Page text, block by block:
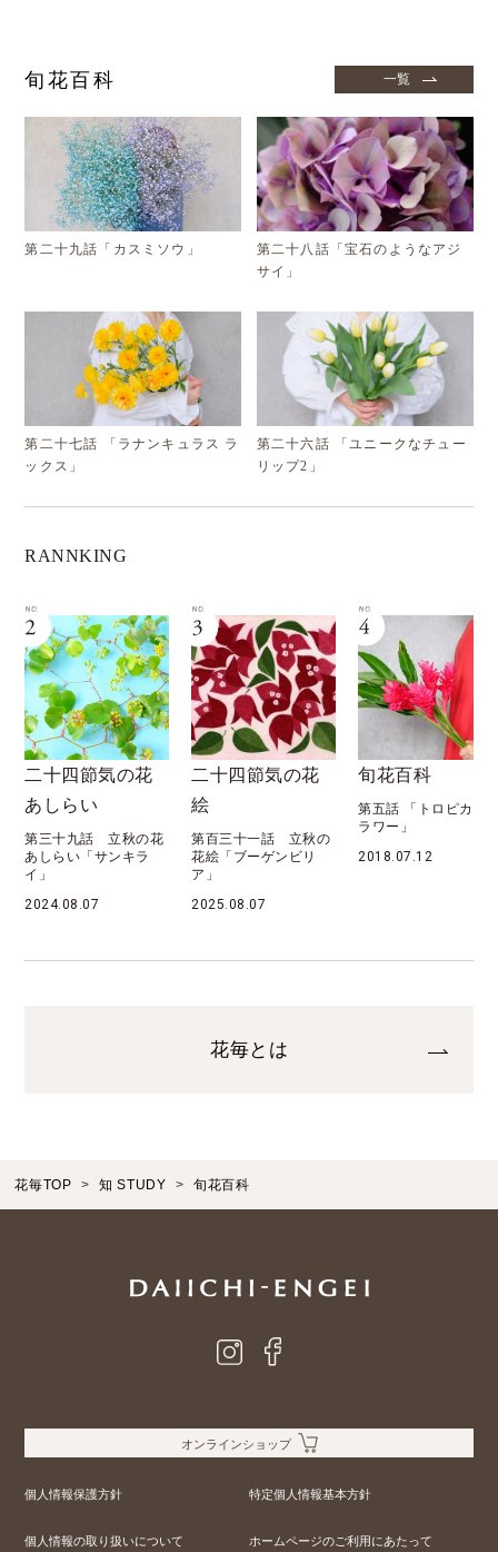
旬花百科 一覧
第二十九話「カスミソウ」
第二十八話「宝石のようなアジ
サイ」
第二十七話 「ラナンキュラス ラ
ックス」
第二十六話 「ユニークなチュー
リップ2」
RANNKING
二十四節気の花
絵
第百三十一話 立秋の
花絵「ブーゲンビリ
ア」
2025.08.07
旬花百科
第五話 「トロピカルフ
2018.07.12
花月暦
第六十九話 「八月
秋 処暑」
2022.08.07
花毎とは
花毎TOP 知 STUDY 旬花百科
オンラインショップ
個人情報保護方針 特定個人情報基本方針
個人情報の取り扱いについて ホームページのご利用にあたって